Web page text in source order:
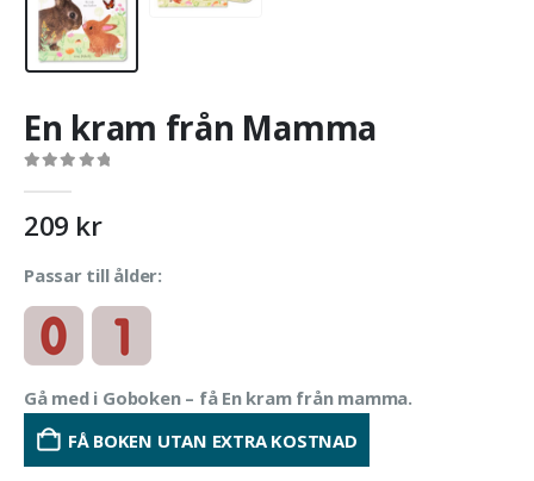
En kram från Mamma
209 kr
Passar till ålder:
Gå med i Goboken – få En kram från mamma.
FÅ BOKEN UTAN EXTRA KOSTNAD